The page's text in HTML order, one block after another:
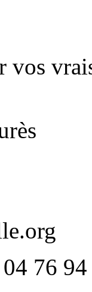
vos
76